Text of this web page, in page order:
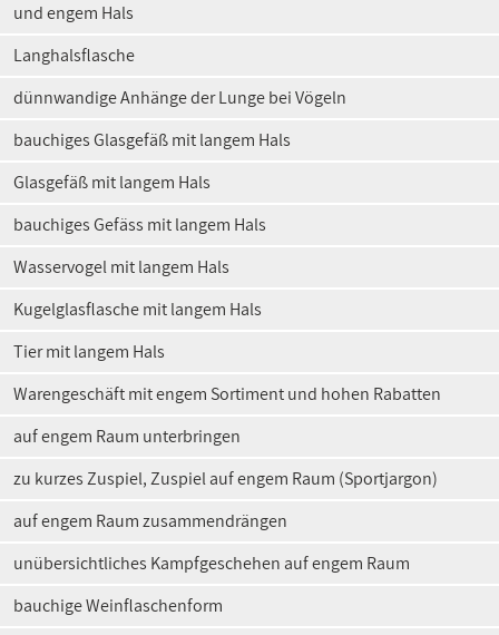
und engem Hals
Langhalsflasche
dünnwandige Anhänge der Lunge bei Vögeln
bauchiges Glasgefäß mit langem Hals
Glasgefäß mit langem Hals
bauchiges Gefäss mit langem Hals
Wasservogel mit langem Hals
Kugelglasflasche mit langem Hals
Tier mit langem Hals
Warengeschäft mit engem Sortiment und hohen Rabatten
auf engem Raum unterbringen
zu kurzes Zuspiel, Zuspiel auf engem Raum (Sportjargon)
auf engem Raum zusammendrängen
unübersichtliches Kampfgeschehen auf engem Raum
bauchige Weinflaschenform